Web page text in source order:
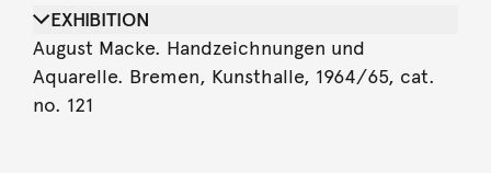
EXHIBITION
August Macke. Handzeichnungen und
Aquarelle. Bremen, Kunsthalle, 1964/65, cat.
no. 121